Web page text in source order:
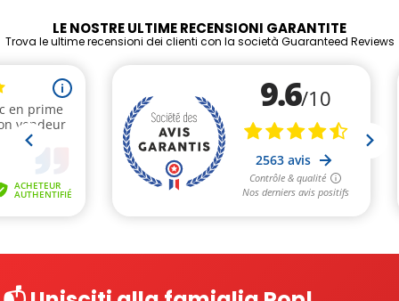
LE NOSTRE ULTIME RECENSIONI GARANTITE
Trova le ultime recensioni dei clienti con la società Guaranteed Reviews